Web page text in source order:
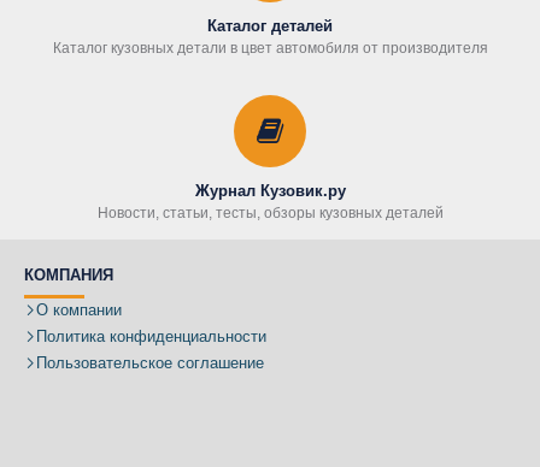
Каталог деталей
Каталог кузовных детали в цвет автомобиля от производителя
Журнал Кузовик.ру
Новости, статьи, тесты, обзоры кузовных деталей
КОМПАНИЯ
О компании
Политика конфиденциальности
Пользовательское соглашение